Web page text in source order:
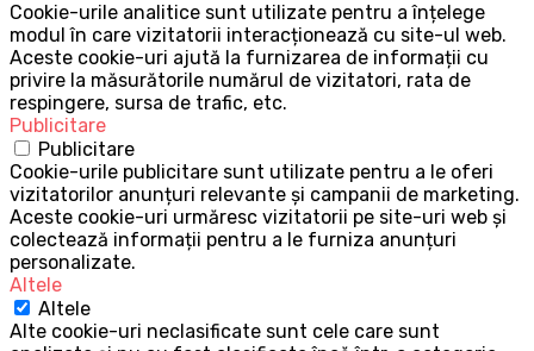
Cookie-urile analitice sunt utilizate pentru a înțelege
modul în care vizitatorii interacționează cu site-ul web.
Aceste cookie-uri ajută la furnizarea de informații cu
privire la măsurătorile numărul de vizitatori, rata de
respingere, sursa de trafic, etc.
Publicitare
Publicitare
Cookie-urile publicitare sunt utilizate pentru a le oferi
vizitatorilor anunțuri relevante și campanii de marketing.
Aceste cookie-uri urmăresc vizitatorii pe site-uri web și
colectează informații pentru a le furniza anunțuri
personalizate.
Altele
Altele
Alte cookie-uri neclasificate sunt cele care sunt